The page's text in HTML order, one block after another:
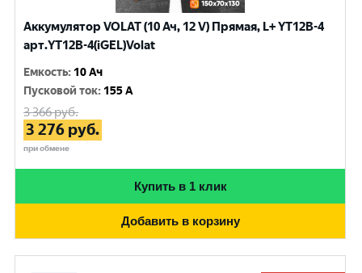
Аккумулятор VOLAT (10 Ач, 12 V) Прямая, L+ YT12B-4
арт.YT12B-4(iGEL)Volat
Емкость: 10 Ач
Пусковой ток: 155 A
3 366руб.
3 276 руб.
при обмене
Купить в 1 клик
Добавить в корзину